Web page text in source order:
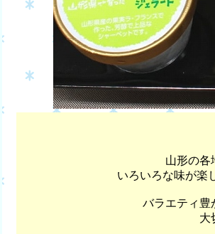
山形の各
いろいろな味が楽
バラエティ豊
大